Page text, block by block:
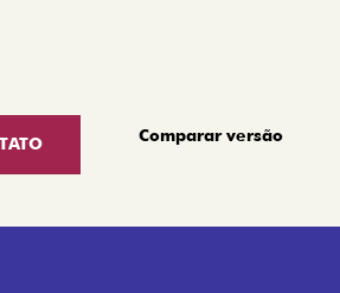
Comparar versão